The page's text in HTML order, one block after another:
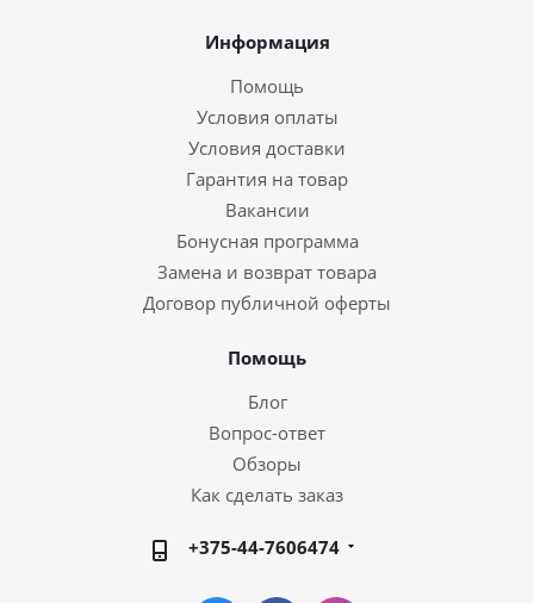
Информация
Помощь
Условия оплаты
Условия доставки
Гарантия на товар
Вакансии
Бонусная программа
Замена и возврат товара
Договор публичной оферты
Помощь
Блог
Вопрос-ответ
Обзоры
Как сделать заказ
+375-44-7606474